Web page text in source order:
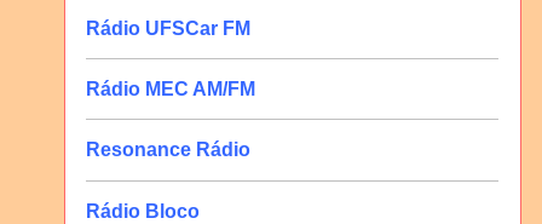
Rádio UFSCar FM
Rádio MEC AM/FM
Resonance Rádio
Rádio Bloco